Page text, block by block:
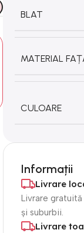
BLAT
MATERIAL
CULOARE
Informații
Livrare
Livrare gratuită
și suburbii.
Livrare